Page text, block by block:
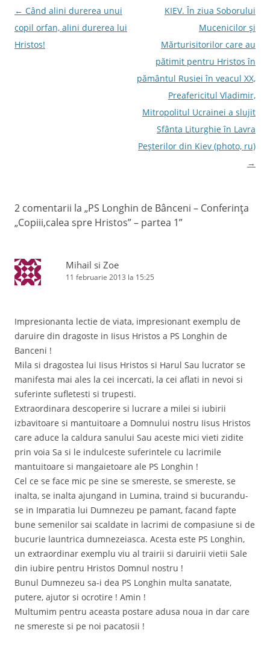
Navigare
în
articole
← Când alini durerea unui
copil orfan, alini durerea lui
Hristos!
KIEV. În ziua Soborului
Mucenicilor şi
Mărturisitorilor care au
pătimit pentru Hristos în
pământul Rusiei în veacul XX,
Preafericitul Vladimir,
Mitropolitul Ucrainei a slujit
Sfânta Liturghie în Lavra
Peşterilor din Kiev (photo, ru)
→
2 comentarii la „PS Longhin de Bânceni – Conferinţa
„Copiii,calea spre Hristos” – partea 1”
Mihail si Zoe
11 februarie 2013 la 15:25
Impresionanta lectie de viata, impresionant exemplu de
daruire din dragoste in Iisus Hristos a PS Longhin de
Banceni !
Mila si dragostea lui Iisus Hristos si Harul Sau lucrator se
manifesta mai ales la cei incercati, la cei aflati in nevoi si
suferinte sufletesti si trupesti.
Extraordinara descoperire si lucrare a milei si iubirii
izbavitoare si mantuitoare a Domnului nostru Iisus Hristos
care aduce la caldura sanului Sau aceste mici vieti zidite
prin voia Sa si le indulceste suferintele cu lacrimile
mantuitoare si mangaietoare ale PS Longhin !
Cel ce se face mic pe sine se smereste, se smereste, se
inalta, se inalta ajungand in Lumina, traind si bucurandu-
se in Imparatia lui Dumnezeu pe pamant, facand fapte
bune semenilor sai scaldate in lacrimi de compasiune si de
bucurie launtrica dumnezeiasca. Acesta este PS Longhin,
un extraordinar exemplu viu al trairii si daruirii vietii Sale
din iubire pentru Hristos Domnul nostru !
Bunul Dumnezeu sa-i dea PS Longhin multa sanatate,
putere, ajutor si ocrotire ! Amin !
Multumim pentru aceasta postare adusa noua in dar care
ne smereste si pe noi pacatosii !